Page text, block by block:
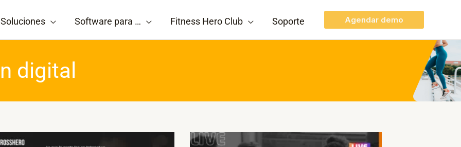
Soluciones Software para … Fitness Hero Club Soporte Agendar demo
digital